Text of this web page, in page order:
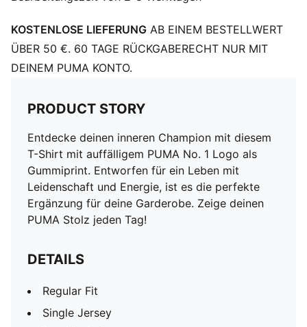
KOSTENLOSE LIEFERUNG AB EINEM BESTELLWERT
ÜBER 50 €. 60 TAGE RÜCKGABERECHT NUR MIT
DEINEM PUMA KONTO.
PRODUCT STORY
Entdecke deinen inneren Champion mit diesem
T-Shirt mit auffälligem PUMA No. 1 Logo als
Gummiprint. Entworfen für ein Leben mit
Leidenschaft und Energie, ist es die perfekte
Ergänzung für deine Garderobe. Zeige deinen
PUMA Stolz jeden Tag!
DETAILS
Regular Fit
Single Jersey